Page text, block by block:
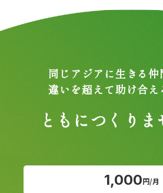
同じアジアに生きる仲
違いを超えて助け合え
ともにつくりま
1,000円/月